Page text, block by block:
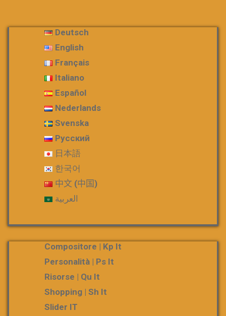
Deutsch
English
Français
Italiano
Español
Nederlands
Svenska
Русский
日本語
한국어
中文 (中国)
العربية
Compositore | Kp It
Personalità | Ps It
Risorse | Qu It
Shopping | Sh It
Slider IT